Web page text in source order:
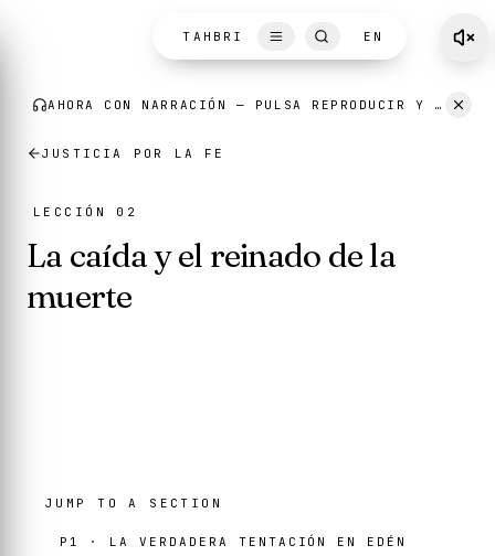
TAHBRI EN
JUSTICIA POR LA FE
LECCIÓN 02
La caída y el reinado de la
muerte
JUMP TO A SECTION
P1 · LA VERDADERA TENTACIÓN EN EDÉN